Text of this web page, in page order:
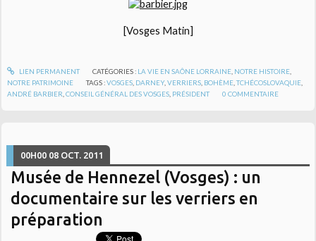
[Vosges Matin]
LIEN PERMANENT CATÉGORIES : LA VIE EN SAÔNE LORRAINE, NOTRE HISTOIRE,
NOTRE PATRIMOINE
TAGS :VOSGES DARNEY,VERRIERS BOHÈME ,TCHÉCOSLOVAQUIE
ANDRÉ BARBIER ,CONSEIL GÉNÉRAL DES VOSGES PRÉSIDENT 0 COMMENTAIRE
00H00 08 OCT. 2011
Musée de Hennezel (Vosges) : un
documentaire sur les verriers en
préparation